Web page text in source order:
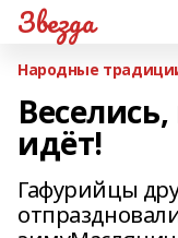
Звезда
Народные
идёт!
Гафурийцы